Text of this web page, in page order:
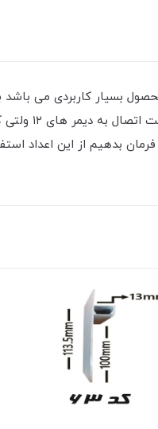
بدهیم از این اعداد